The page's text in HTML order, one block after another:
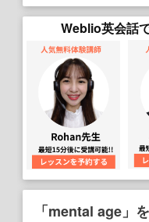
Weblio英会話
「mental age」